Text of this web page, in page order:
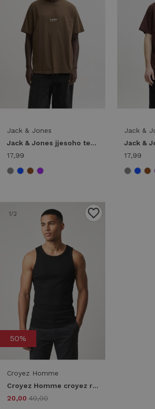
Jack & Jones
Jack & Jones jjesoho tee ss crew neck noos 12278787 Print T-shirts 5027485 cocoa
17,99
Jack &
17,99
1/2
50%
Croyez Homme
Croyez Homme croyez ribbed tank top Tanktops black
20,00 40,00